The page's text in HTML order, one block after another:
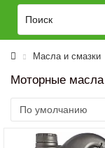
Масла и смазки
Моторные масла